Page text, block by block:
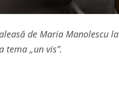
de Maria Manolescu la
tema „un vis”.